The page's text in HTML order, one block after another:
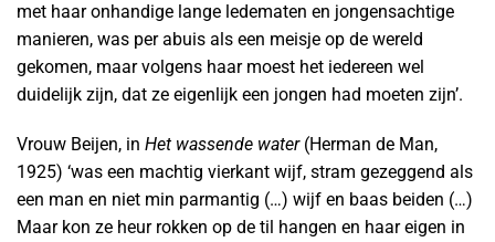
met haar onhandige lange ledematen en jongensachtige
manieren, was per abuis als een meisje op de wereld
gekomen, maar volgens haar moest het iedereen wel
duidelijk zijn, dat ze eigenlijk een jongen had moeten zijn’.
Vrouw Beijen, in Het wassende water(Herman de Man,
1925) ‘was een machtig vierkant wijf, stram gezeggend als
een man en niet min parmantig (…) wijf en baas beiden (…)
Maar kon ze heur rokken op de til hangen en haar eigen in